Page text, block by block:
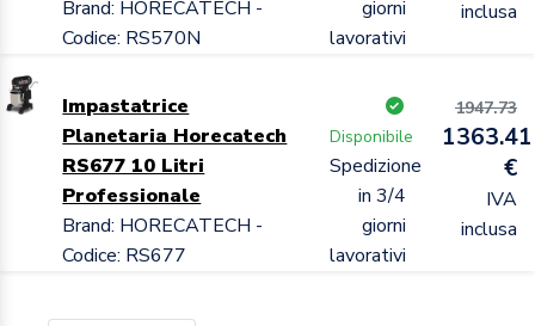
Brand: HORECATECH -
Codice: RS570N
giorni
lavorativi
inclusa
Impastatrice
Planetaria Horecatech
RS677 10 Litri
Professionale
Brand: HORECATECH -
Codice: RS677
Disponibile
Spedizione
in 3/4
giorni
lavorativi
1947.73
1363.41
€
IVA
inclusa